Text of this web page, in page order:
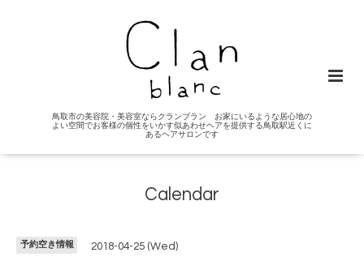
鳥取市の美容院・美容室ならクランブラン お家にいるような居心地の
よい空間でお客様の個性をいかす似あわせヘアを提供する鳥取駅近くに
あるヘアサロンです
Calendar
予約空き情報 2018-04-25 (Wed)